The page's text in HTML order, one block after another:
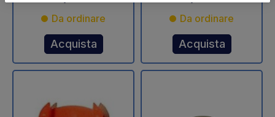
Da ordinare
Acquista
Da ordinare
Acquista